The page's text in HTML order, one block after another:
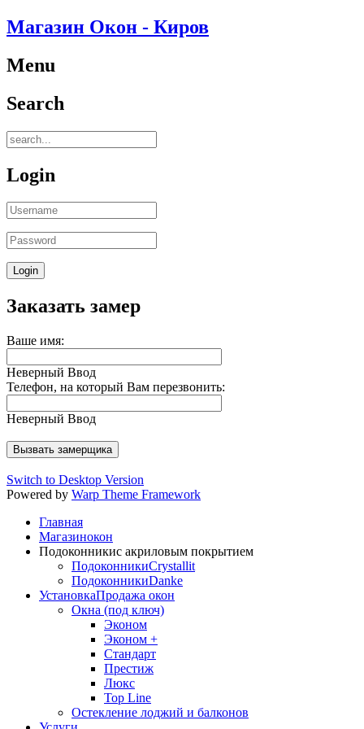
Магазин Окон - Киров
Menu
Search
Login
Заказать замер
Ваше имя:
Неверный Ввод
Телефон, на который Вам перезвонить:
Неверный Ввод
Switch to Desktop Version
Powered by Warp Theme Framework
Главная
Магазинокон
Подоконникис акриловым покрытием
ПодоконникиCrystallit
ПодоконникиDanke
УстановкаПродажа окон
Окна (под ключ)
Эконом
Эконом +
Стандарт
Престиж
Люкс
Top Line
Остекление лоджий и балконов